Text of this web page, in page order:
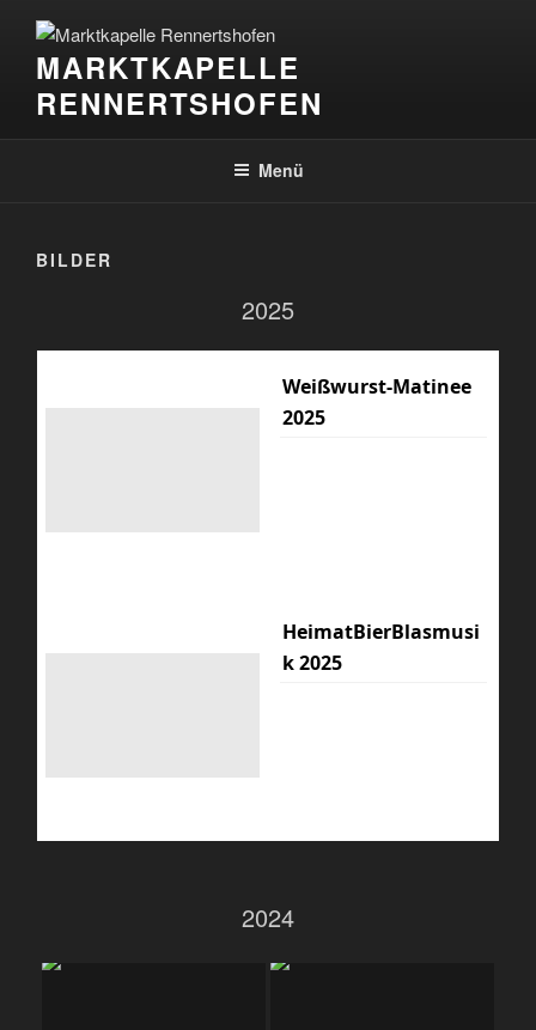
Inhalt
springenMARKTKAPELLE
RENNERTSHOFEN
Menü
BILDER
2025
Weißwurst-Matinee
2025
HeimatBierBlasmusi
k 2025
2024